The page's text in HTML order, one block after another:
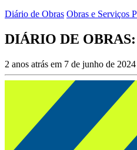
Diário de Obras Obras e Serviços
DIÁRIO DE OBRAS:
2 anos atrás em 7 de junho de